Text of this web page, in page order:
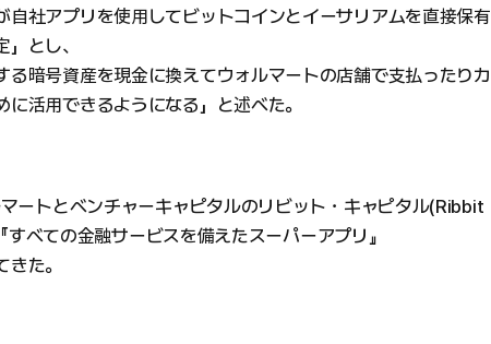
自社アプリを使用してビットコインとイーサリアムを直接保有
とし、
る暗号資産を現金に換えてウォルマートの店舗で支払ったりカ
活用できるようになる」と述べた。
ートとベンチャーキャピタルのリビット・キャピタル(Ribbit
べての金融サービスを備えたスーパーアプリ』
た。